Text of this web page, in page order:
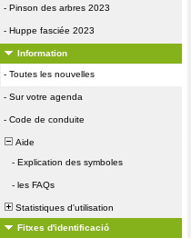
- Pinson des arbres 2023
- Huppe fasciée 2023
Information
- Toutes les nouvelles
- Sur votre agenda
- Code de conduite
Aide
- Explication des symboles
- les FAQs
Statistiques d'utilisation
Fitxes d'identificació